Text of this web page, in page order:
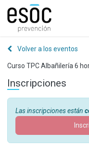
Volver a los eventos
Curso TPC Albañilería 6
Inscripciones
Las inscripciones están